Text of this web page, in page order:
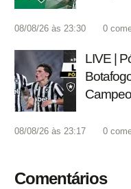
08/08/26 às 23:30 0
LIVE |
08/08/26 às 23:17 0
Comentários